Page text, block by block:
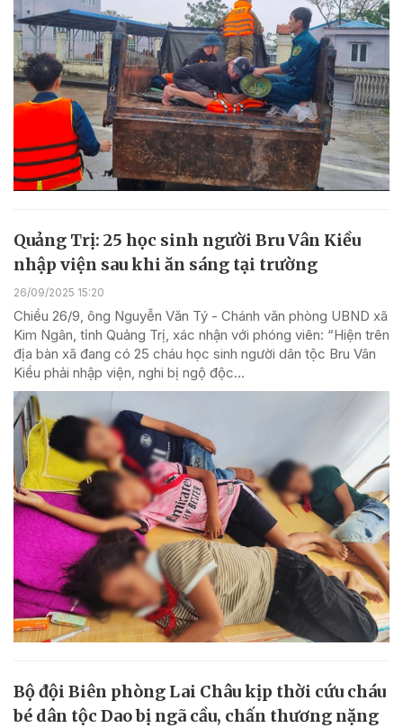
Quảng Trị: 25 học sinh người Bru Vân Kiều
nhập viện sau khi ăn sáng tại trường
26/09/2025 15:20
Chiều 26/9, ông Nguyễn Văn Tý - Chánh văn phòng UBND xã
Kim Ngân, tỉnh Quảng Trị, xác nhận với phóng viên: “Hiện trên
địa bàn xã đang có 25 cháu học sinh người dân tộc Bru Vân
Kiều phải nhập viện, nghi bị ngộ độc...
Bộ đội Biên phòng Lai Châu kịp thời cứu cháu
bé dân tộc Dao bị ngã cầu, chấn thương nặng